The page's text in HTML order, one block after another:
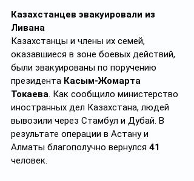
Казахстанцев эвакуировали из
Ливана
Казахстанцы и члены их семей,
оказавшиеся в зоне боевых действий,
были эвакуированы по поручению
президента Касым-Жомарта
Токаева. Как сообщило министерство
иностранных дел Казахстана, людей
вывозили через Стамбул и Дубай. В
результате операции в Астану и
Алматы благополучно вернулся 41
человек.